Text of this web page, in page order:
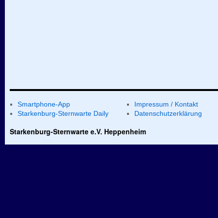
Smartphone-App
Starkenburg-Sternwarte Daily
Impressum / Kontakt
Datenschutzerklärung
Starkenburg-Sternwarte e.V. Heppenheim